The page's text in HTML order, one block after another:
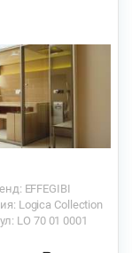
EFFEGIBI
Logica Collection
LO 70 01 0001